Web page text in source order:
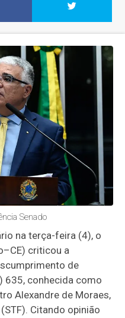
Senado
na terça-feira (4), o
criticou a
de
635, conhecida como
Alexandre de Moraes,
Citando opinião